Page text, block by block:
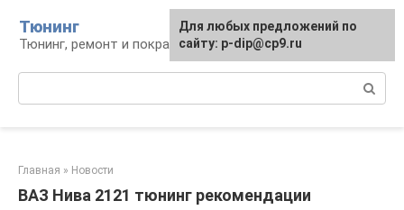
контенту
Тюнинг
Тюнинг, ремонт и покраска автомобиля
Главная » Новости
ВАЗ Нива 2121 тюнинг рекомендации
Для любых предложений по
сайту: p-dip@cp9.ru